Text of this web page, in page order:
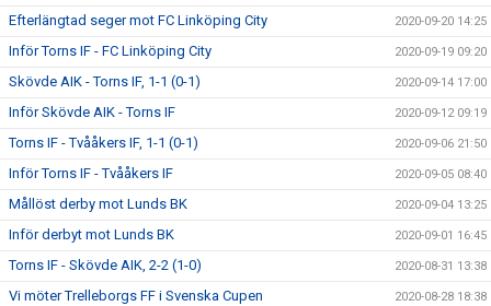
Efterlängtad seger mot FC Linköping City 2020-09-20 14:25
Inför Torns IF - FC Linköping City 2020-09-19 09:20
Skövde AIK - Torns IF, 1-1 (0-1) 2020-09-14 17:00
Inför Skövde AIK - Torns IF 2020-09-12 09:19
Torns IF - Tvååkers IF, 1-1 (0-1) 2020-09-06 21:50
Inför Torns IF - Tvååkers IF 2020-09-05 08:40
Mållöst derby mot Lunds BK 2020-09-04 13:25
Inför derbyt mot Lunds BK 2020-09-01 16:45
Torns IF - Skövde AIK, 2-2 (1-0) 2020-08-31 13:38
Vi möter Trelleborgs FF i Svenska Cupen 2020-08-28 18:38